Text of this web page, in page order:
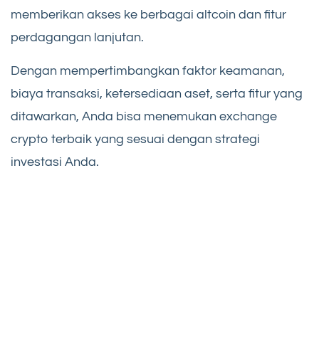
memberikan akses ke berbagai altcoin dan fitur
perdagangan lanjutan.
Dengan mempertimbangkan faktor keamanan,
biaya transaksi, ketersediaan aset, serta fitur yang
ditawarkan, Anda bisa menemukan exchange
crypto terbaik yang sesuai dengan strategi
investasi Anda.